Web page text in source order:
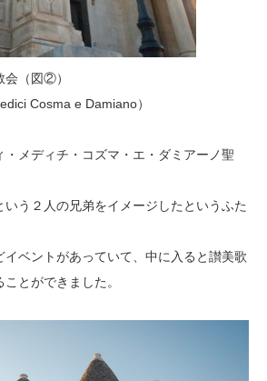
会（図②）
Cosma e Damiano）
メディチ・コズマ・エ・ダミアーノ聖
いう２人の兄弟をイメージしたというふた
ベントがあっていて、中に入ると讃美歌
とができました。